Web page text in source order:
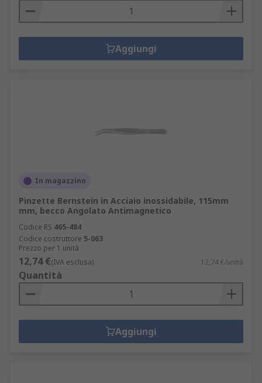
Aggiungi
In magazzino
Pinzette Bernstein in Acciaio inossidabile, 115mm
mm, becco Angolato Antimagnetico
Codice RS 465-484
Codice costruttore 5-063
Prezzo per 1 unità
12,74 €(IVA esclusa) 12,74 €/unità
Quantità
Aggiungi